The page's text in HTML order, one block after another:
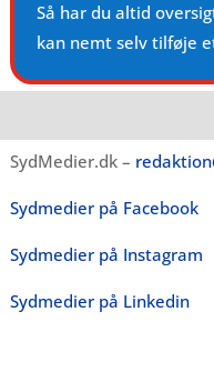
Så har du altid
kan nemt selv tilføje
SydMedier.dk –
Sydmedier på Facebook
Sydmedier på Instagram
Sydmedier på Linkedin